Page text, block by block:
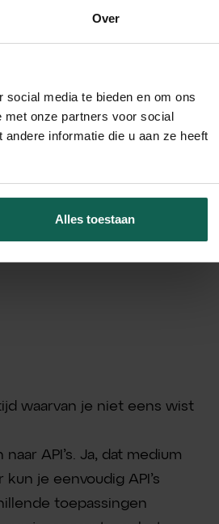
Over
media te bieden en om ons
onze partners voor social
informatie die u aan ze heeft
Alles toestaan
is Opteo dé online
waarvan je niet eens wist
API’s. Ja, dat medium
je eenvoudig API’s
toepassingen